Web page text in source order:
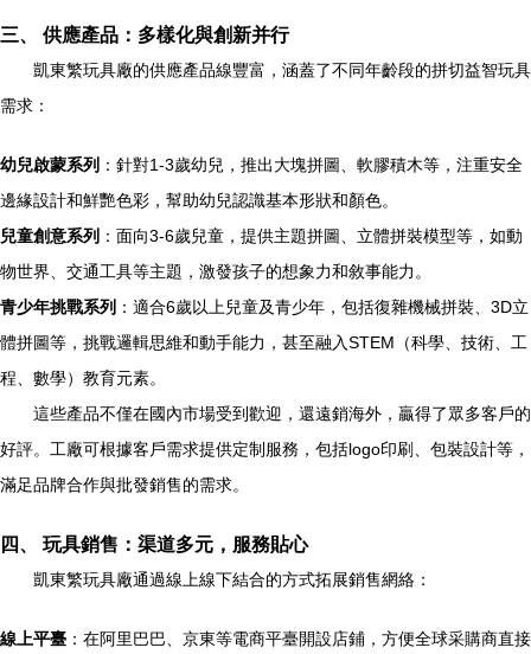
三、 供應產品：多樣化與創新并行
凱東繁玩具廠的供應產品線豐富，涵蓋了不同年齡段的拼切益智玩具
需求：
幼兒啟蒙系列 ：針對1-3歲幼兒，推出大塊拼圖、軟膠積木等，注重安全
邊緣設計和鮮艷色彩，幫助幼兒認識基本形狀和顏色。
兒童創意系列 ：面向3-6歲兒童，提供主題拼圖、立體拼裝模型等，如動
物世界、交通工具等主題，激發孩子的想象力和敘事能力。
青少年挑戰系列 ：適合6歲以上兒童及青少年，包括復雜機械拼裝、3D立
體拼圖等，挑戰邏輯思維和動手能力，甚至融入STEM（科學、技術、工
程、數學）教育元素。
這些產品不僅在國內市場受到歡迎，還遠銷海外，贏得了眾多客戶的
好評。工廠可根據客戶需求提供定制服務，包括logo印刷、包裝設計等，
滿足品牌合作與批發銷售的需求。
四、 玩具銷售：渠道多元，服務貼心
凱東繁玩具廠通過線上線下結合的方式拓展銷售網絡：
線上平臺 ：在阿里巴巴、京東等電商平臺開設店鋪，方便全球采購商直接